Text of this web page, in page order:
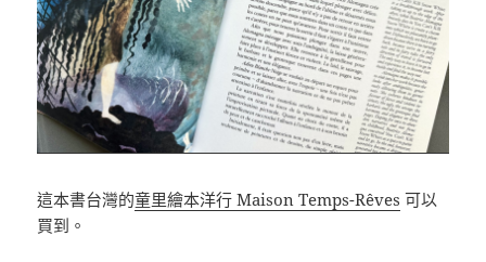
這本書台灣的童里繪本洋行 Maison Temps-Rêves 可以
買到。